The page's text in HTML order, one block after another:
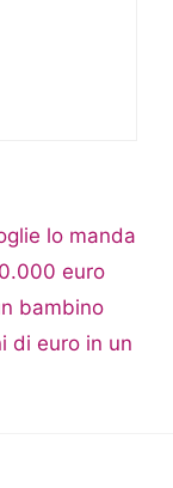
lo manda
euro
bambino
di euro in un